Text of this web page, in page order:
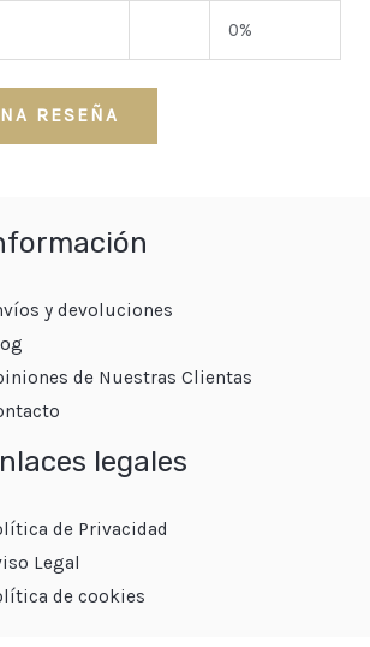
0%
RESEÑA
y devoluciones
de Nuestras Clientas
legales
de Privacidad
Legal
de cookies